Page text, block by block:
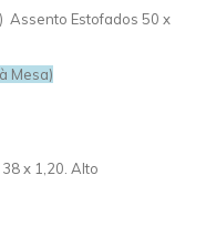
Assento Estofados 50 x
Mesa)
x 1,20. Alto